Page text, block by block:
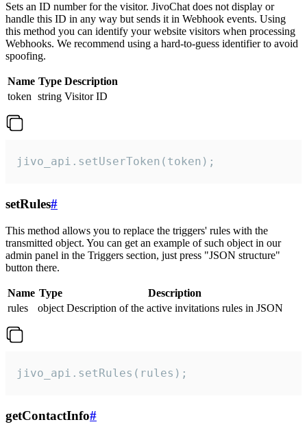
Sets an ID number for the visitor. JivoChat does not display or
handle this ID in any way but sends it in Webhook events. Using
this method you can identify your website visitors when processing
Webhooks. We recommend using a hard-to-guess identifier to avoid
spoofing.
Name Type Description
token string Visitor ID
jivo_api.setUserToken(token);
setRules#
This method allows you to replace the triggers' rules with the
transmitted object. You can get an example of such object in our
admin panel in the Triggers section, just press "JSON structure"
button there.
Name Type
Description
rules
object Description of the active invitations rules in JSON
jivo_api.setRules(rules);
getContactInfo#